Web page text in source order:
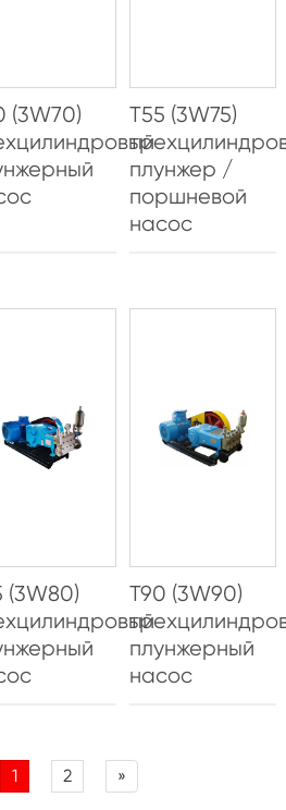
(3W70)
T55 (3W75)
плунжер /
поршневой
насос
(3W80)
T90 (3W90)
плунжерный
насос
1 2 »